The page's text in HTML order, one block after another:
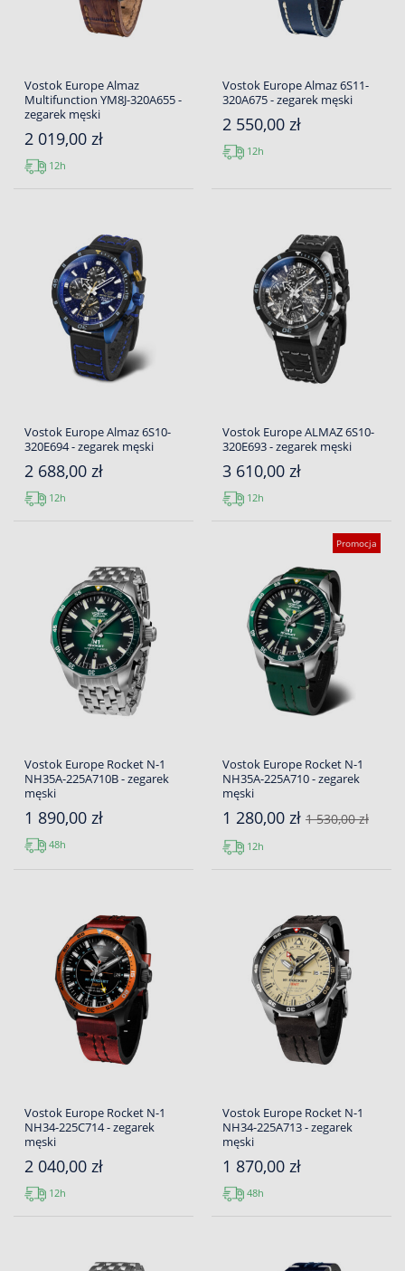
Vostok Europe Almaz
Multifunction YM8J-320A655 -
zegarek męski
2 019,00 zł
12h
Vostok Europe Almaz 6S11-
320A675 - zegarek męski
2 550,00 zł
12h
Vostok Europe Almaz 6S10-
320E694 - zegarek męski
2 688,00 zł
12h
Vostok Europe ALMAZ 6S10-
320E693 - zegarek męski
3 610,00 zł
12h
Vostok Europe Rocket N-1
NH35A-225A710B - zegarek
męski
1 890,00 zł
48h
Promocja
Vostok Europe Rocket N-1
NH35A-225A710 - zegarek
męski
1 280,00 zł 1 530,00 zł
12h
Vostok Europe Rocket N-1
NH34-225C714 - zegarek
męski
2 040,00 zł
12h
Vostok Europe Rocket N-1
NH34-225A713 - zegarek
męski
1 870,00 zł
48h